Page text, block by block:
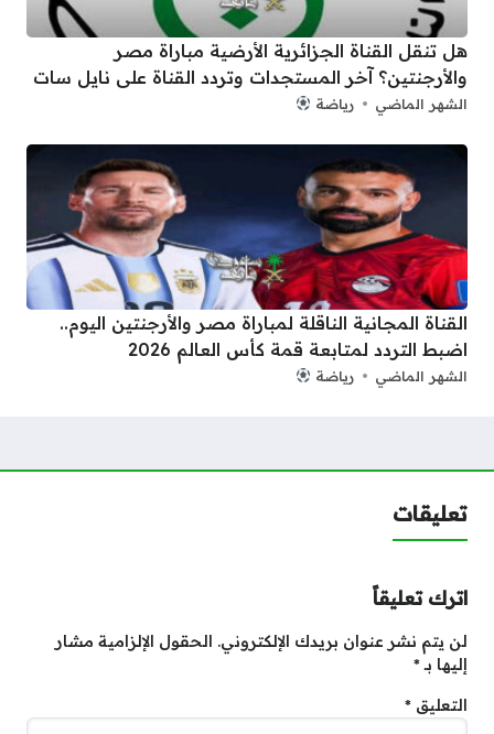
هل تنقل القناة الجزائرية الأرضية مباراة مصر
والأرجنتين؟ آخر المستجدات وتردد القناة على نايل سات
الشهر الماضي رياضة
القناة المجانية الناقلة لمباراة مصر والأرجنتين اليوم..
اضبط التردد لمتابعة قمة كأس العالم 2026
الشهر الماضي رياضة
تعليقات
اترك تعليقاً
لن يتم نشر عنوان بريدك الإلكتروني. الحقول الإلزامية مشار
إليها بـ*
التعليق *